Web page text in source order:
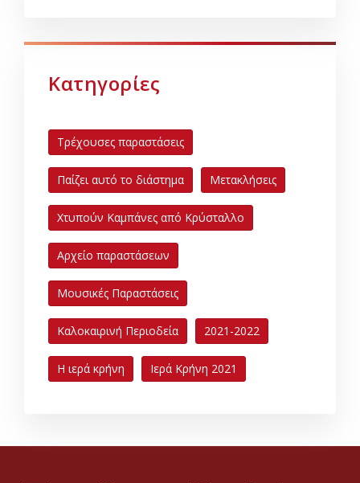
Κατηγορίες
Τρέχουσες παραστάσεις
Παίζει αυτό το διάστημα Μετακλήσεις
Χτυπούν Καμπάνες από Κρύσταλλο
Αρχείο παραστάσεων
Μουσικές Παραστάσεις
Καλοκαιρινή Περιοδεία 2021-2022
Η ιερά κρήνη Ιερά Κρήνη 2021